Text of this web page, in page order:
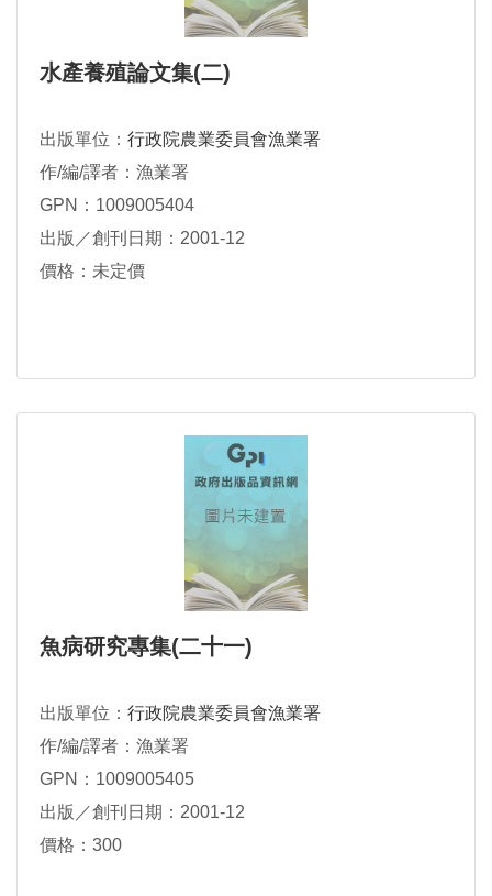
水產養殖論文集(二)
出版單位： 行政院農業委員會漁業署
作/編/譯者：漁業署
GPN：1009005404
出版／創刊日期：2001-12
價格：未定價
魚病研究專集(二十一)
出版單位： 行政院農業委員會漁業署
作/編/譯者：漁業署
GPN：1009005405
出版／創刊日期：2001-12
價格：300